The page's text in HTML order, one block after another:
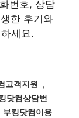
번호, 상담
한 후기와
세요.
고객지원
,
닷컴상담번
부킹닷컴이용